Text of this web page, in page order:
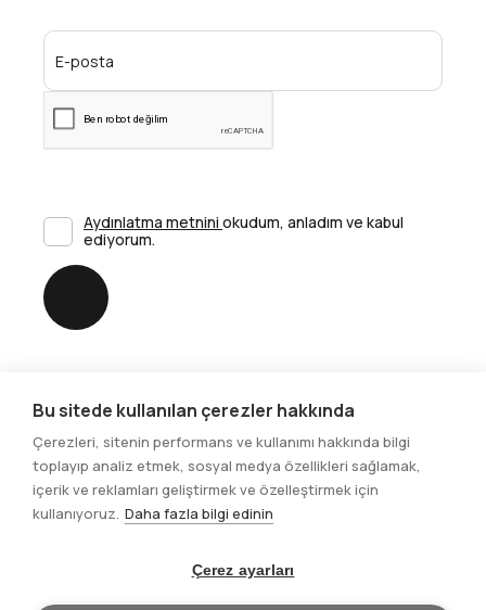
Aydınlatma metnini okudum, anladım ve kabul
ediyorum.
Gönder
Bu sitede kullanılan çerezler hakkında
Çerezleri, sitenin performans ve kullanımı hakkında bilgi
toplayıp analiz etmek, sosyal medya özellikleri sağlamak,
içerik ve reklamları geliştirmek ve özelleştirmek için
kullanıyoruz. Daha fazla bilgi edinin
Çerez ayarları